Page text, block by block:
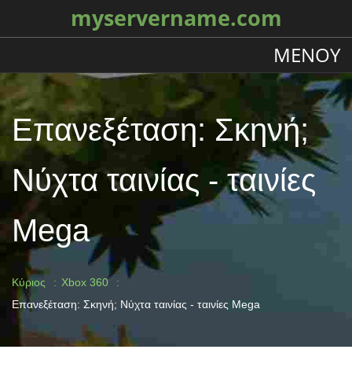
myservername.com
ΜΕΝΟΎ
Επανεξέταση: Σκηνή;
Νύχτα ταινίας - ταινίες
Mega
Κύριος
Xbox 360
Επανεξέταση: Σκηνή; Νύχτα ταινίας - ταινίες Mega